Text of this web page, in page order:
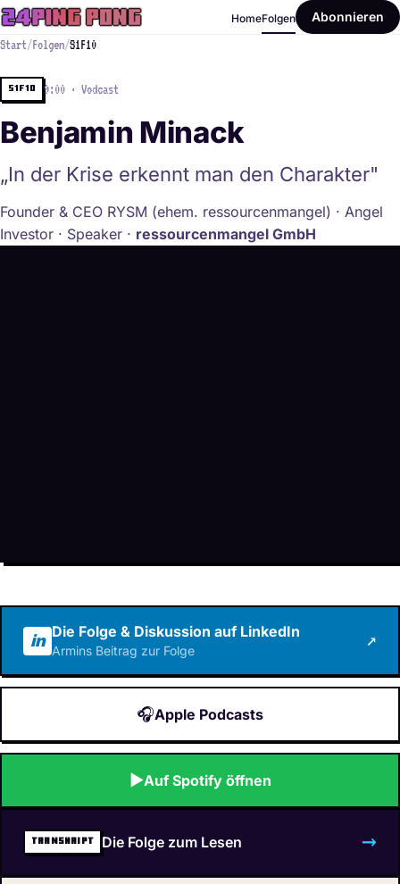
HomeFolgen Abonnieren
Start/Folgen/S1F10
S1F10 9:00 · Vodcast
Benjamin Minack
„In der Krise erkennt man den Charakter"
Founder & CEO RYSM (ehem. ressourcenmangel) · Angel
Investor · Speaker · ressourcenmangel GmbH
in Die Folge & Diskussion auf LinkedIn
Armins Beitrag zur Folge
↗
🎧Apple Podcasts
▶Auf Spotify öffnen
TRANSKRIPT Die Folge zum Lesen →